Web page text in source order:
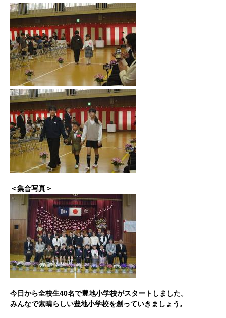
＜集合写真＞
今日から全校生40名で豊地小学校がスタートしました。
みんなで素晴らしい豊地小学校を創っていきましょう。